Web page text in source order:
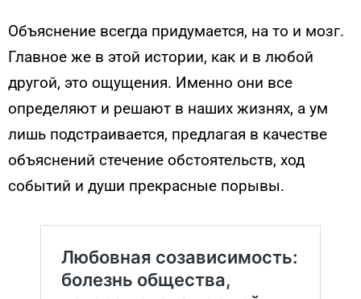
Объяснение всегда придумается, на то и мозг.
Главное же в этой истории, как и в любой
другой, это ощущения. Именно они все
определяют и решают в наших жизнях, а ум
лишь подстраивается, предлагая в качестве
объяснений стечение обстоятельств, ход
событий и души прекрасные порывы.